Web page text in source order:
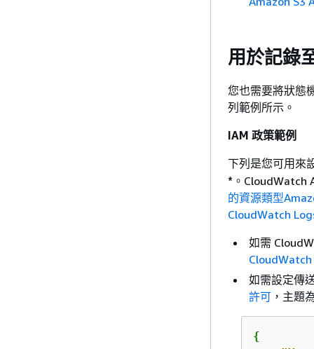
用於記錄
您也需要將狀態
列範例所示。
IAM 政策範例
下列是您可用來
* 。CloudWatch
的資源類型
CloudWatch
如需
如需設定傳
許可 ，主題
{